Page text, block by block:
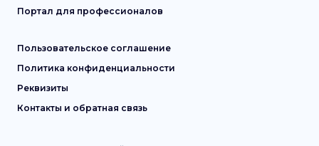
Портал для профессионалов
Пользовательское соглашение
Политика конфиденциальности
Реквизиты
Контакты и обратная связь